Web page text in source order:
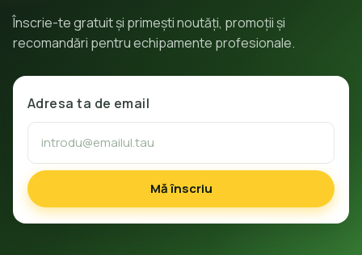
Înscrie-te gratuit și primești noutăți, promoții și
recomandări pentru echipamente profesionale.
Adresa ta de email
Mă înscriu